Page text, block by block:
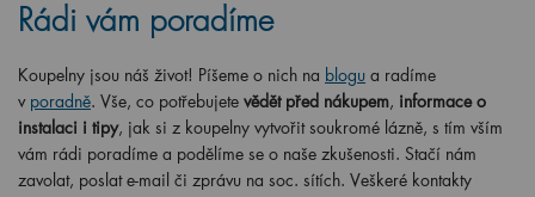
Rádi vám poradíme
Koupelny jsou náš život! Píšeme o nich na blogu a radíme
v poradně. Vše, co potřebujete vědět před nákupem, informace o
instalaci i tipy, jak si z koupelny vytvořit soukromé lázně, s tím vším
vám rádi poradíme a podělíme se o naše zkušenosti. Stačí nám
zavolat, poslat e-mail či zprávu na soc. sítích. Veškeré kontakty